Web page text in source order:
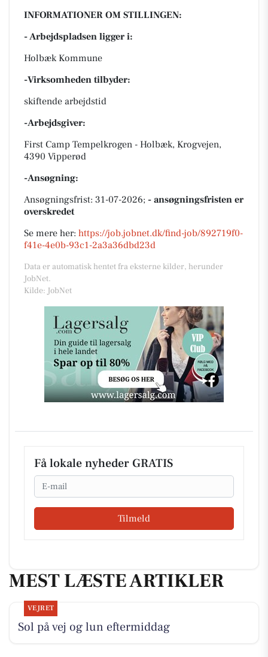
INFORMATIONER OM STILLINGEN:
- Arbejdspladsen ligger i:
Holbæk Kommune
-Virksomheden tilbyder:
skiftende arbejdstid
-Arbejdsgiver:
First Camp Tempelkrogen - Holbæk, Krogvejen,
4390 Vipperød
-Ansøgning:
Ansøgningsfrist: 31-07-2026; - ansøgningsfristen er
overskredet
Se mere her: https://job.jobnet.dk/find-job/892719f0-
f41e-4e0b-93c1-2a3a36dbd23d
Data er automatisk hentet fra eksterne kilder, herunder
JobNet.
Kilde: JobNet
Få lokale nyheder GRATIS
Email
Tilmeld
MEST LÆSTE ARTIKLER
VEJRET
Sol på vej og lun eftermiddag